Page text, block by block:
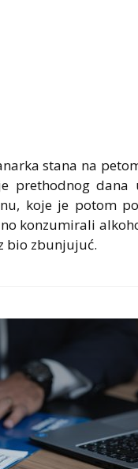
stana na
prethodnog dana
koje je potom
konzumirali
bio zbunjujuć.